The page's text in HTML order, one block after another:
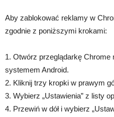
Aby zablokować reklamy w
zgodnie z poniższymi krokami:
1. Otwórz przeglądarkę Chrome
systemem Android.
2. Kliknij trzy kropki w prawym
3. Wybierz „Ustawienia” z listy
4. Przewiń w dół i wybierz